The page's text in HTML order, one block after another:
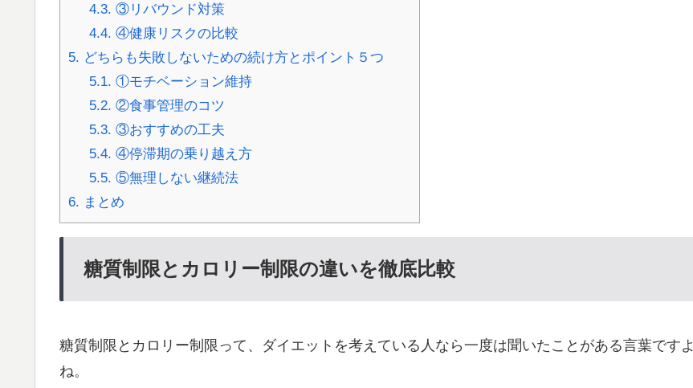
4.3. ③リバウンド対策
4.4. ④健康リスクの比較
5. どちらも失敗しないための続け方とポイント５つ
5.1. ①モチベーション維持
5.2. ②食事管理のコツ
5.3. ③おすすめの工夫
5.4. ④停滞期の乗り越え方
5.5. ⑤無理しない継続法
6. まとめ
糖質制限とカロリー制限の違いを徹底比較
糖質制限とカロリー制限って、ダイエットを考えている人なら一度は聞いたことがある言葉ですよ
ね。